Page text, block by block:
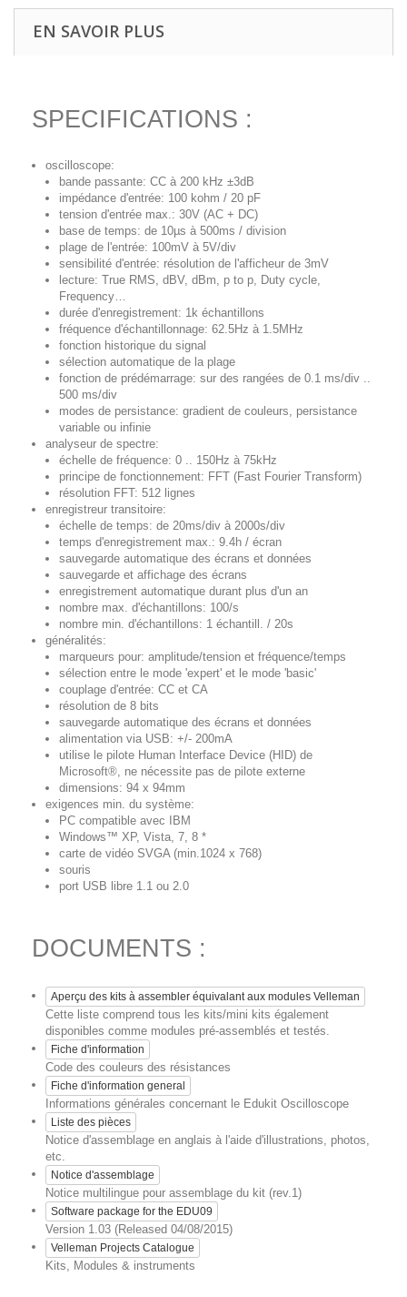
EN SAVOIR PLUS
SPECIFICATIONS :
oscilloscope:
bande passante: CC à 200 kHz ±3dB
impédance d'entrée: 100 kohm / 20 pF
tension d'entrée max.: 30V (AC + DC)
base de temps: de 10µs à 500ms / division
plage de l'entrée: 100mV à 5V/div
sensibilité d'entrée: résolution de l'afficheur de 3mV
lecture: True RMS, dBV, dBm, p to p, Duty cycle,
Frequency…
durée d'enregistrement: 1k échantillons
fréquence d'échantillonnage: 62.5Hz à 1.5MHz
fonction historique du signal
sélection automatique de la plage
fonction de prédémarrage: sur des rangées de 0.1 ms/div ..
500 ms/div
modes de persistance: gradient de couleurs, persistance
variable ou infinie
analyseur de spectre:
échelle de fréquence: 0 .. 150Hz à 75kHz
principe de fonctionnement: FFT (Fast Fourier Transform)
résolution FFT: 512 lignes
enregistreur transitoire:
échelle de temps: de 20ms/div à 2000s/div
temps d'enregistrement max.: 9.4h / écran
sauvegarde automatique des écrans et données
sauvegarde et affichage des écrans
enregistrement automatique durant plus d'un an
nombre max. d'échantillons: 100/s
nombre min. d'échantillons: 1 échantill. / 20s
généralités:
marqueurs pour: amplitude/tension et fréquence/temps
sélection entre le mode 'expert' et le mode 'basic'
couplage d'entrée: CC et CA
résolution de 8 bits
sauvegarde automatique des écrans et données
alimentation via USB: +/- 200mA
utilise le pilote Human Interface Device (HID) de
Microsoft®, ne nécessite pas de pilote externe
dimensions: 94 x 94mm
exigences min. du système:
PC compatible avec IBM
Windows™ XP, Vista, 7, 8 *
carte de vidéo SVGA (min.1024 x 768)
souris
port USB libre 1.1 ou 2.0
DOCUMENTS :
Aperçu des kits à assembler équivalant aux modules Velleman
Cette liste comprend tous les kits/mini kits également
disponibles comme modules pré-assemblés et testés.
Fiche d'information
Code des couleurs des résistances
Fiche d'information general
Informations générales concernant le Edukit Oscilloscope
Liste des pièces
Notice d'assemblage en anglais à l'aide d'illustrations, photos,
etc.
Notice d'assemblage
Notice multilingue pour assemblage du kit (rev.1)
Software package for the EDU09
Version 1.03 (Released 04/08/2015)
Velleman Projects Catalogue
Kits, Modules & instruments